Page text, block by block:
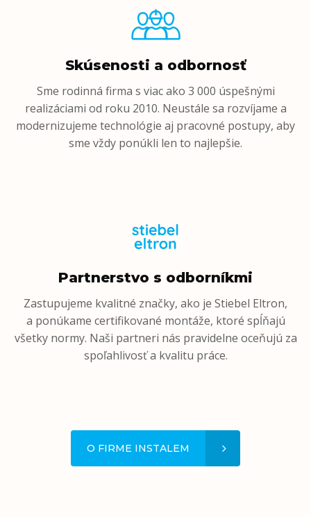
Skúsenosti a odbornosť
Sme rodinná firma s viac ako 3 000 úspešnými
realizáciami od roku 2010. Neustále sa rozvíjame a
modernizujeme technológie aj pracovné postupy, aby
sme vždy ponúkli len to najlepšie.
Partnerstvo s odborníkmi
Zastupujeme kvalitné značky, ako je Stiebel Eltron,
a ponúkame certifikované montáže, ktoré spĺňajú
všetky normy. Naši partneri nás pravidelne oceňujú za
spoľahlivosť a kvalitu práce.
O FIRME INSTALEM